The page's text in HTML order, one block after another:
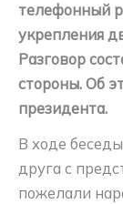
телефонный
укрепления
Разговор
стороны. Об
президента.
В ходе
друга с
пожелали